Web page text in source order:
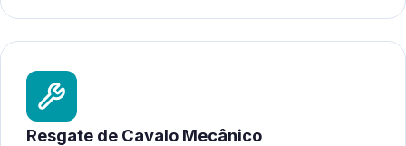
Resgate de Cavalo Mecânico